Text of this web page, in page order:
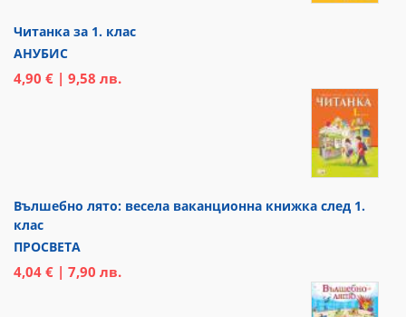
Читанка за 1. клас
АНУБИС
4,90 € | 9,58 лв.
Вълшебно лято: весела ваканционна книжка след 1.
клас
ПРОСВЕТА
4,04 € | 7,90 лв.